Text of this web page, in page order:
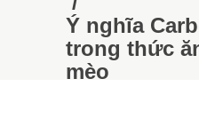
Ý nghĩa
trong thức
mèo